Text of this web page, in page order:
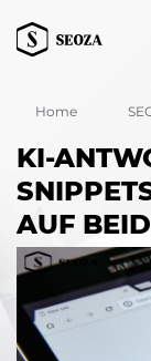
Home
KI-
AUF